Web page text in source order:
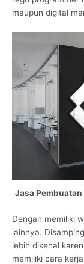
maupun digital
Jasa
Dengan memiliki
lainnya.
lebih dikenal
memiliki cara